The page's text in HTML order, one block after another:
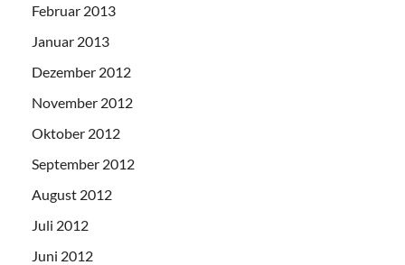
Februar 2013
Januar 2013
Dezember 2012
November 2012
Oktober 2012
September 2012
August 2012
Juli 2012
Juni 2012